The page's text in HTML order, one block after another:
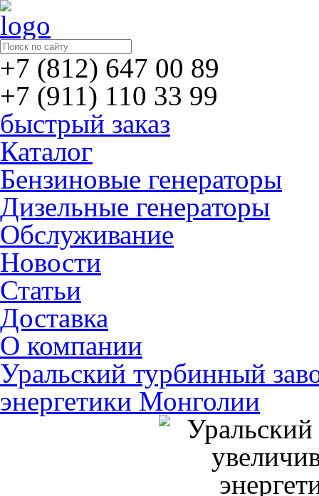
+7 (812) 647 00 89
+7 (911) 110 33 99
быстрый заказ
Каталог
Бензиновые генераторы
Дизельные генераторы
Обслуживание
Новости
Статьи
Доставка
О компании
Уральский турбинный
энергетики Монголии